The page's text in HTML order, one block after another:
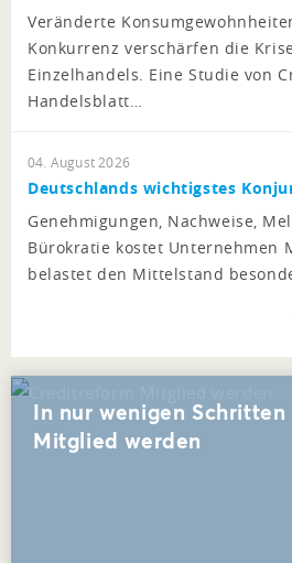
Veränderte
Konkurrenz verschärfen die
Einzelhandels. Eine Studie von
Handelsblatt…
04. August 2026
Deutschlands wichtigstes
Genehmigungen, Nachweise,
Bürokratie kostet Unternehmen
belastet den Mittelstand
In nur wenigen Schritten
Mitglied werden